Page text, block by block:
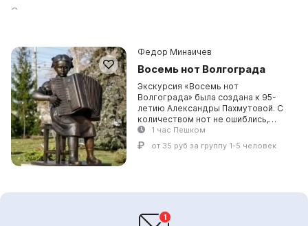
Стаж
Места
Волгоград
Язык
Английский, Испанский, Итальянский, Китайский,
Корейский, Немецкий, Португальский, Русский,
Французский, Японский
Федор Минаичев
Восемь нот Волгограда
Экскурсия «Восемь нот
Волгограда» была создана к 95-
летию Александры Пахмутовой. С
количеством нот не ошиблись,
знаем, что их 7 (до, ре, ми, фа, соль,
ля, си). Восемь — это количество
экскурсоводов, к...
1 час Пешком
от 35 руб за группу 1-5 человек